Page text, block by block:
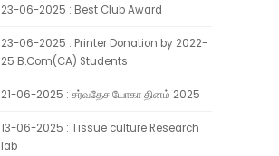
23-06-2025 : Best Club Award
23-06-2025 : Printer Donation by 2022-
25 B.Com(CA) Students
21-06-2025 : சர்வதேச யோகா தினம் 2025
13-06-2025 : Tissue culture Research
lab